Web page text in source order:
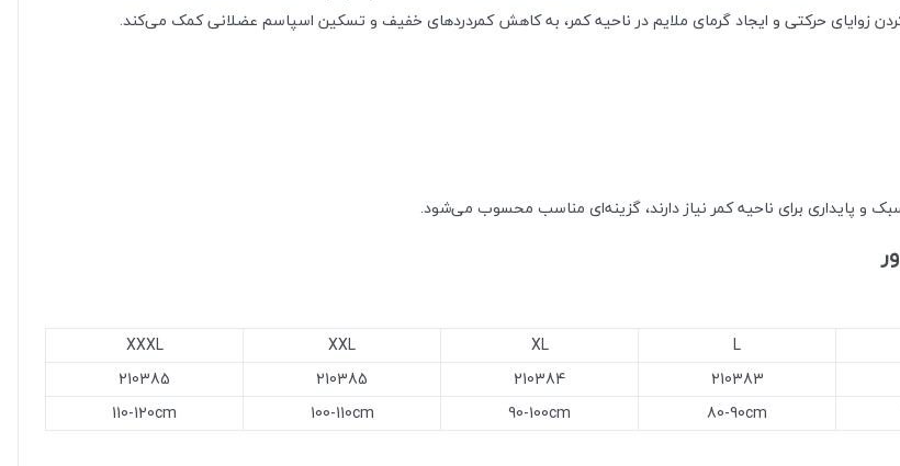
زوایای حرکتی و ایجاد گرمای ملایم در ناحیه کمر، به کاهش کمردردهای خفیف و تسکین اسپاسم عضلانی کمک می‌کند.
و پایداری برای ناحیه کمر نیاز دارند، گزینه‌ای مناسب محسوب می‌شود.
L
XL
XXL
XXXL
210383
210384
210385
210385
80-90cm
90-100cm
100-110cm
110-120cm